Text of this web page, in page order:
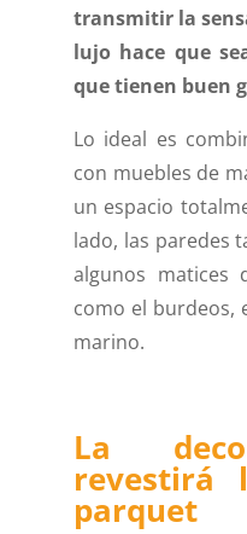
transmitir la
lujo hace que
que tienen buen
Lo ideal es
con muebles de
un espacio
lado, las paredes
algunos matices
como el burdeos,
marino.
La
revestirá
parquet